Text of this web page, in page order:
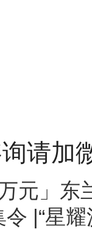
请加
万元」
|“星